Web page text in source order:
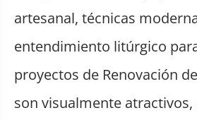
artesanal, técnicas
entendimiento litúrgico
proyectos de Renovación
son visualmente